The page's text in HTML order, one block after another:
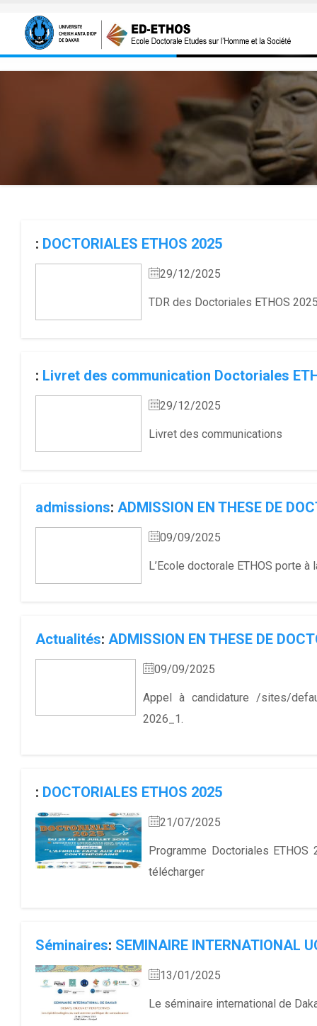
: DOCTORIALES ETHOS 2025
29/12/2025
TDR des Doctoriales ETHOS
: Livret des communication Doctoriales
29/12/2025
Livret des communications
admissions: ADMISSION EN THESE DE
09/09/2025
L’Ecole doctorale ETHOS porte
Actualités: ADMISSION EN THESE DE
09/09/2025
Appel à candidature /sites/
2026_1.
: DOCTORIALES ETHOS 2025
21/07/2025
Programme Doctoriales ETHOS
télécharger
Séminaires: SEMINAIRE INTERNATIONAL
13/01/2025
Le séminaire international de